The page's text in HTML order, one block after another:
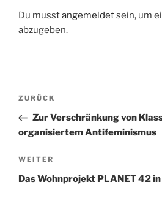
Du musstangemeldetsein, um
abzugeben.
Beitragsnavigation
Vorheriger
Beitrag
ZURÜCK
Zur Verschränkung von
organisiertem Antifeminismus
Nächster
Beitrag
WEITER
Das Wohnprojekt PLANET 42